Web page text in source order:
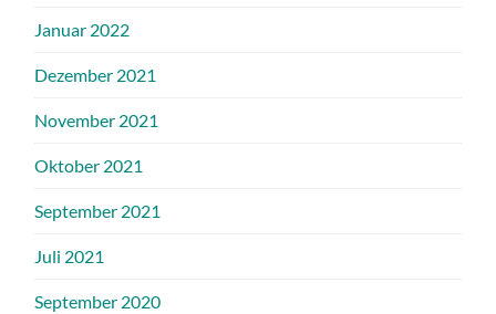
Januar 2022
Dezember 2021
November 2021
Oktober 2021
September 2021
Juli 2021
September 2020